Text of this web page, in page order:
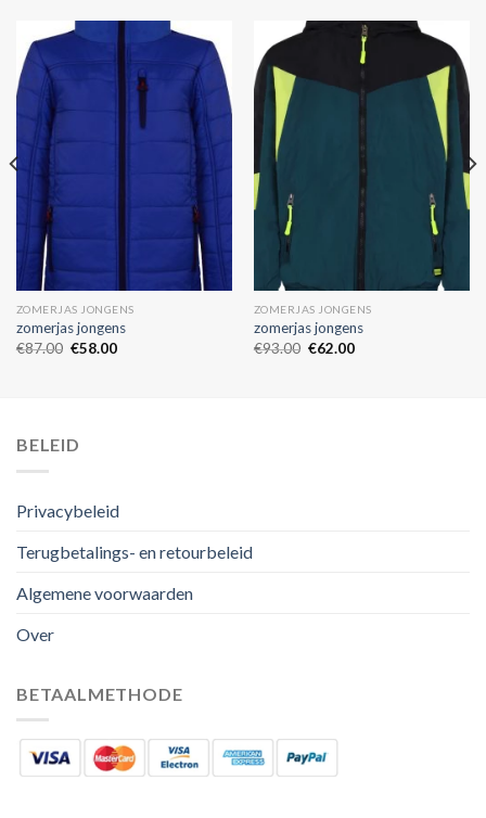
ZOMERJAS JONGENS
zomerjas jongens
€87.00 €58.00
ZOMERJAS JONGENS
zomerjas jongens
€93.00 €62.00
BELEID
Privacybeleid
Terugbetalings- en retourbeleid
Algemene voorwaarden
Over
BETAALMETHODE